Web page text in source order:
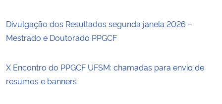
Divulgação dos Resultados segunda janela 2026 –
Mestrado e Doutorado PPGCF
X Encontro do PPGCF UFSM: chamadas para envio de
resumos e banners